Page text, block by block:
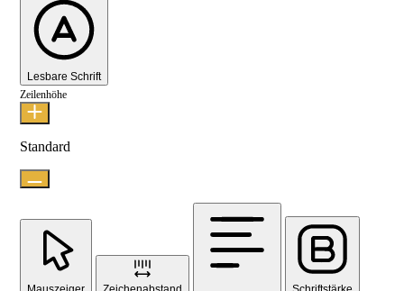
Lesbare Schrift
Zeilenhöhe
Standard